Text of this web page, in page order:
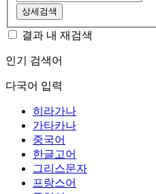
상세검색
결과 내 재검색
인기 검색어
다국어 입력
히라가나
가타카나
중국어
한글고어
그리스문자
프랑스어